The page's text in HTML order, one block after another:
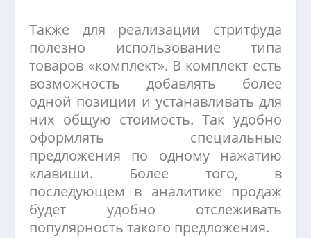
Также для реализации стритфуда
полезно использование типа
товаров «комплект». В комплект есть
возможность добавлять более
одной позиции и устанавливать для
них общую стоимость. Так удобно
оформлять специальные
предложения по одному нажатию
клавиши. Более того, в
последующем в аналитике продаж
будет удобно отслеживать
популярность такого предложения.